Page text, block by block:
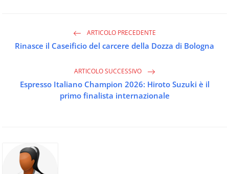
ARTICOLO PRECEDENTE
Rinasce il Caseificio del carcere della Dozza di Bologna
ARTICOLO SUCCESSIVO
Espresso Italiano Champion 2026: Hiroto Suzuki è il
primo finalista internazionale